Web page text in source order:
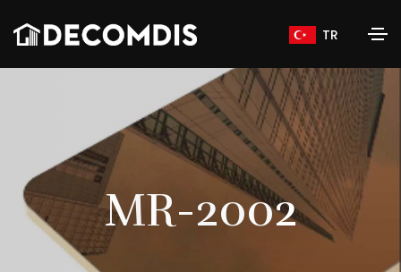
TR
MR-2002